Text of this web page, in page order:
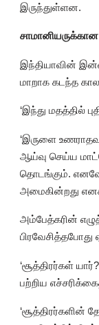
இருந்துள்ளன.
சாமானியருக்கான
இந்தியாவின்
மாறாக கடந்த
‘இந்து மதத்தில்
‘இருளை
ஆய்வு செய்ய
தொடங்கும். எனவே
அமைகின்றது
அம்பேத்கரின்
‘சூத்திரர்கள்
பற்றிய